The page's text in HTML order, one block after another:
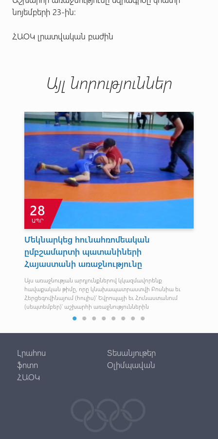
նոյեմբերի 23-ին:
ՀԱՕԿ լրատվական բաժին
Այլ նորություններ
28
ԱՊՐ
Մեկնարկեց հունահռոմեական
ըմբշամարտի պատանիների
Հայաստանի առաջնությունը
Այս առաջնության արդյունքներով կկազմավորենք
հավաքական թիմը, որը կնախապատրաստվի Բոսնիա եւ
Հերցեգովինայում (հուլիս)՝ Եվրոպայի եւ Հունաստանում
(սեպտեմբեր)՝ աշխարհի առաջնություններին
Լրահոս
Տեսանյութեր
ֆոտո
Օլիմպավան
ՀԱՕԿ